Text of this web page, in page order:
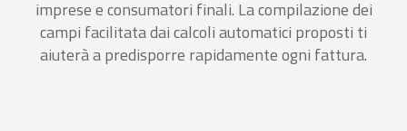
imprese e consumatori finali. La compilazione dei
campi facilitata dai calcoli automatici proposti ti
aiuterà a predisporre rapidamente ogni fattura.